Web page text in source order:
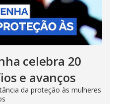
celebra 20
e avanços
da proteção às mulheres